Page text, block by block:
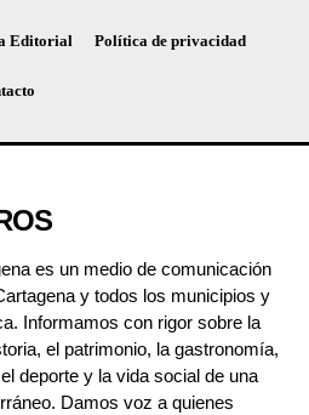
Editorial Política de privacidad
es un medio de comunicación
y todos los municipios y
Informamos con rigor sobre la
el patrimonio, la gastronomía,
deporte y la vida social de una
Damos voz a quienes